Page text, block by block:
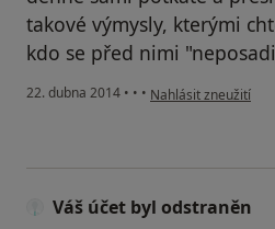
takové výmysly, kterými
kdo se před nimi
22. dubna 2014 • • • podle názoru
Nahlásit zneužití
Váš účet byl odstraněn